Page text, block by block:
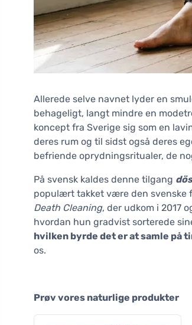
Allerede selve navnet lyder en
behageligt, langt mindre en
koncept fra Sverige sig som en
deres rum og til sidst også deres
befriende oprydningsritualer, de
På svensk kaldes denne tilgang
populært takket være den svenske
Death Cleaning, der udkom i 2017
hvordan hun gradvist sorterede
hvilken byrde det er at samle på
os.
Prøv vores naturlige produkter